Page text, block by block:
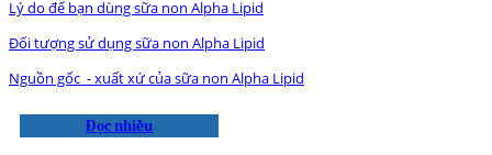
Lý do để bạn dùng sữa non Alpha Lipid
Đối tượng sử dụng sữa non Alpha Lipid
Nguồn gốc - xuất xứ của sữa non Alpha Lipid
Đọc nhiều